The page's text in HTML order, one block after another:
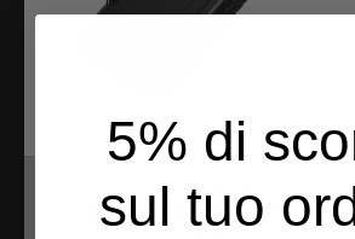
EDC23 Saber - 2500 Lumen
5% di
sul tuo